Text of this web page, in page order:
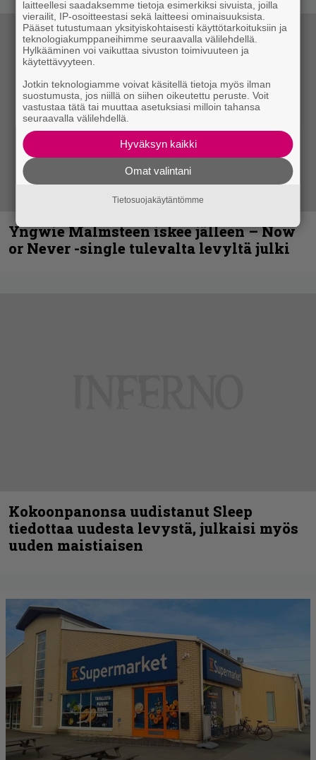
Yngwie Malmsteen iskee jälleen – Now
or Never -single tulevalta levyltä julki
Kokoonpanonsa uudistanut Sleep
tiedottaa uudesta levystä, julkaisi myös
uuden maistiaisen
laitteellesi saadaksemme tietoja esimerkiksi sivuista, joilla
vierailit, IP-osoitteestasi sekä laitteesi ominaisuuksista.
Pääset tutustumaan yksityiskohtaisesti käyttötarkoituksiin ja
teknologiakumppaneihimme seuraavalla välilehdellä.
Hylkääminen voi vaikuttaa sivuston toimivuuteen ja
käytettävyyteen.
Jotkin teknologiamme voivat käsitellä tietoja myös ilman
suostumusta, jos niillä on siihen oikeutettu peruste. Voit
vastustaa tätä tai muuttaa asetuksiasi milloin tahansa
seuraavalla välilehdellä.
Hyväksyn kaikki
Omat valintani
Tietosuojakäytäntömme